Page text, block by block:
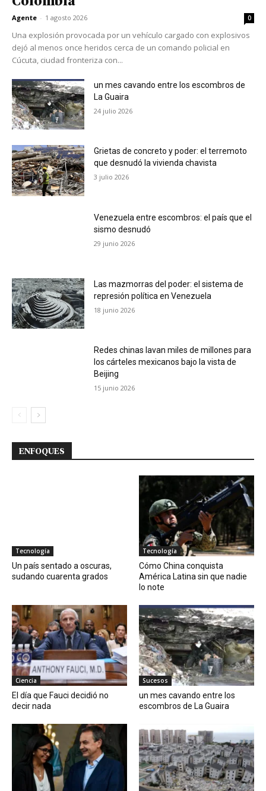
Agente - 1 agosto 2026 0
Una explosión provocada por un vehículo cargado con explosivos
dejó al menos once heridos cerca de un comando policial en
Cúcuta, ciudad fronteriza con...
un mes cavando entre los escombros de
La Guaira
24 julio 2026
Grietas de concreto y poder: el terremoto
que desnudó la vivienda chavista
3 julio 2026
Venezuela entre escombros: el país que el
sismo desnudó
29 junio 2026
Las mazmorras del poder: el sistema de
represión política en Venezuela
18 junio 2026
Redes chinas lavan miles de millones para
los cárteles mexicanos bajo la vista de
Beijing
15 junio 2026
ENFOQUES
Tecnología
Un país sentado a oscuras,
sudando cuarenta grados
Tecnología
Cómo China conquista
América Latina sin que nadie
lo note
Ciencia
El día que Fauci decidió no
decir nada
Sucesos
un mes cavando entre los
escombros de La Guaira